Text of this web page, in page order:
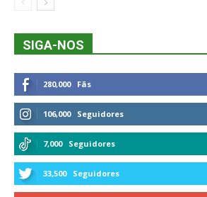
SIGA-NOS
280,000 Fãs
106,000 Seguidores
7,000 Seguidores
33,500 Seguidores